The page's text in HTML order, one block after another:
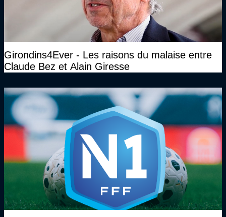
Girondins4Ever - Les raisons du malaise entre
Claude Bez et Alain Giresse